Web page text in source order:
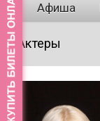
Афиша
Актеры